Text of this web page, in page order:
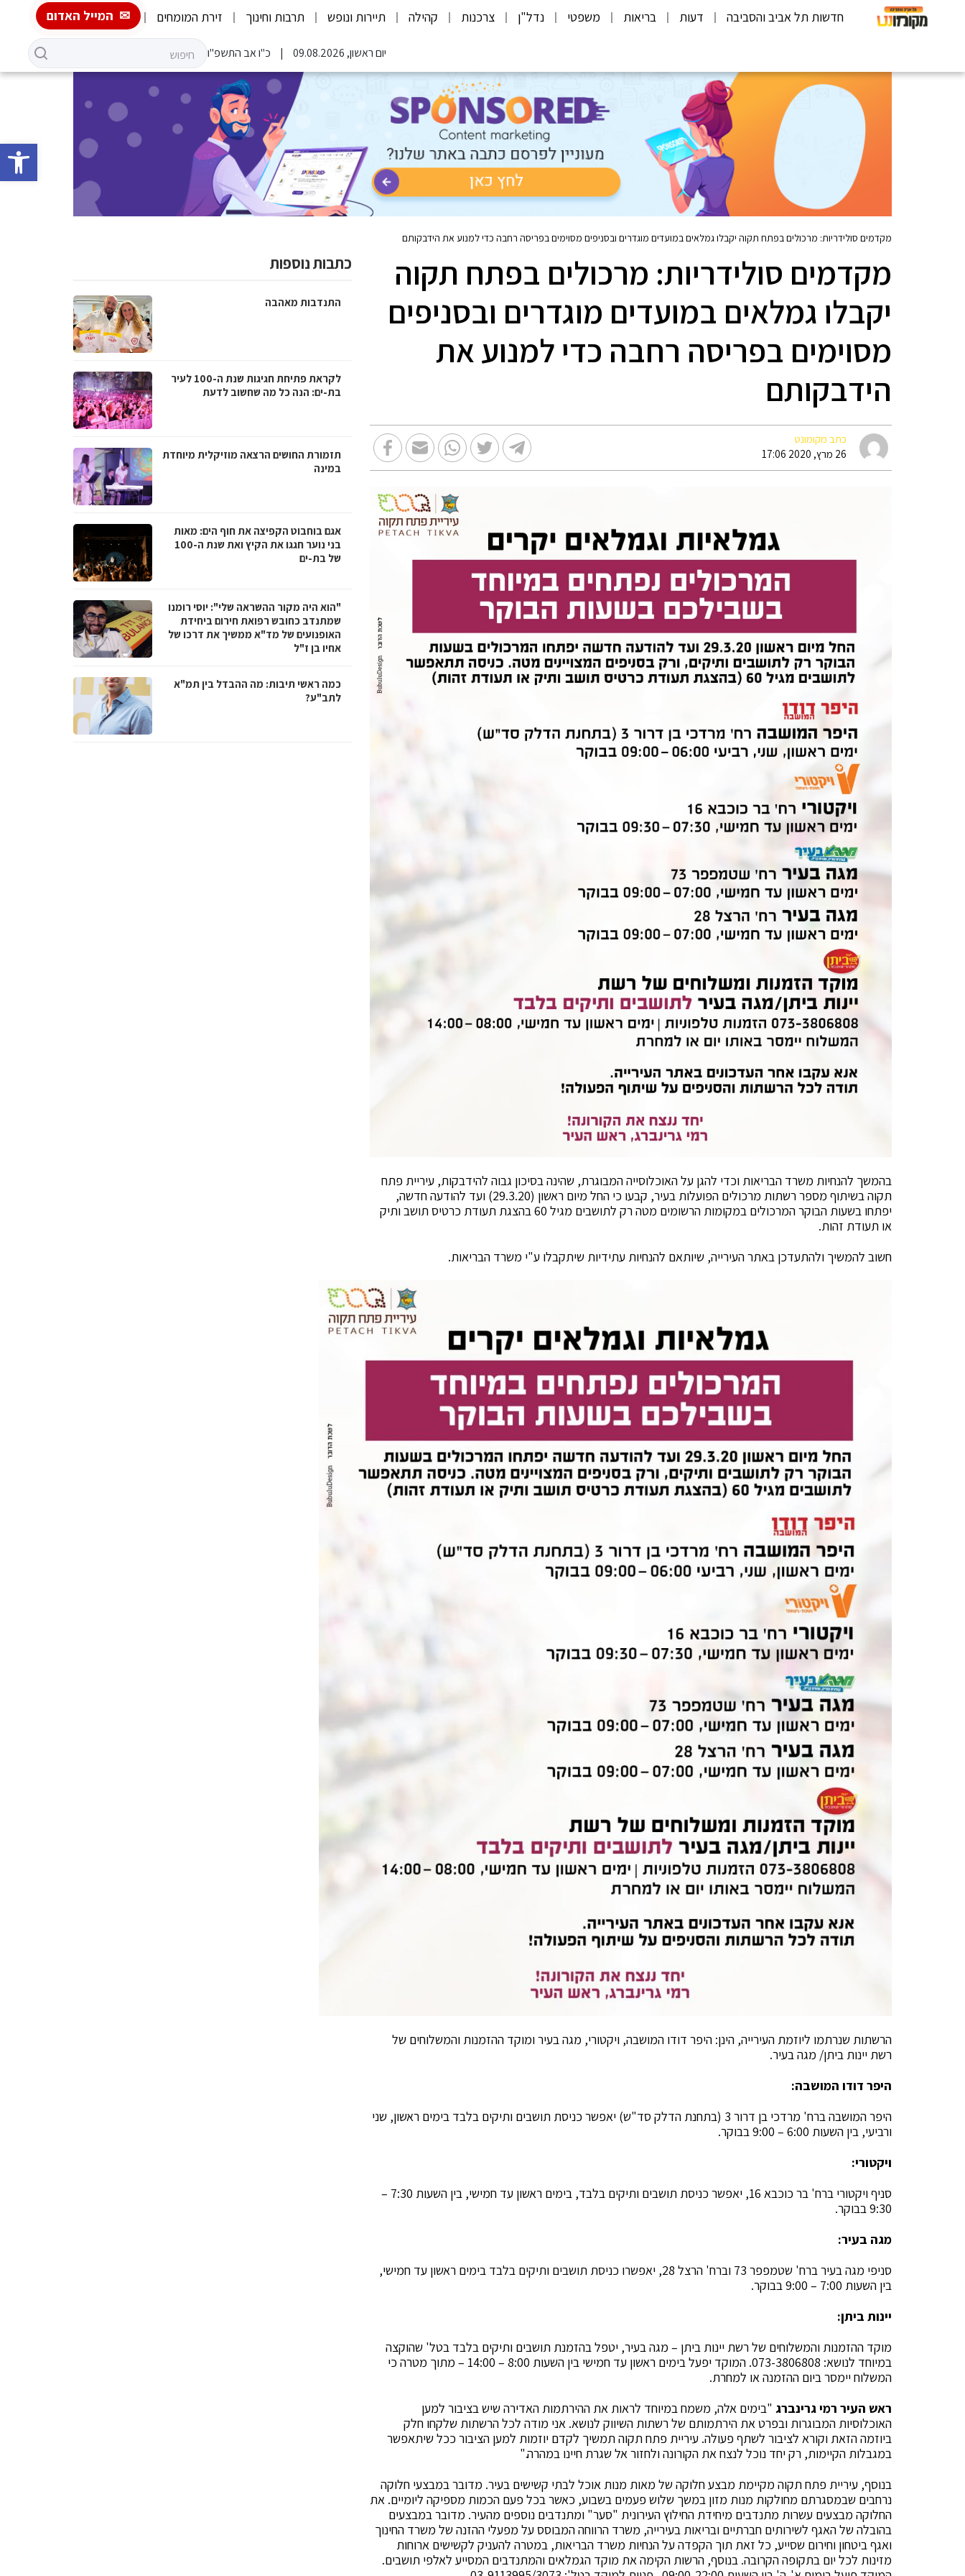
פתח
חדשות תל אביב והסביבה דעות בריאות משפטי נדל"ן צרכנות קהילה תיירות ונופש תרבות וחינוך זירת המומחים המייל האדום
יום ראשון, 09.08.2026 כ"ו אב התשפ"ו
מקדמים סולידריות: מרכולים בפתח תקוה יקבלו גמלאים במועדים מוגדרים ובסניפים מסוימים בפריסה רחבה כדי למנוע את הידבקותם
מקדמים סולידריות: מרכולים בפתח תקוה
יקבלו גמלאים במועדים מוגדרים ובסניפים
מסוימים בפריסה רחבה כדי למנוע את
הידבקותם
כתב מקומונט
26 מרץ, 2020 17:06
בהמשך להנחיות משרד הבריאות וכדי להגן על האוכלוסייה המבוגרת, שהינה בסיכון גבוה להידבקות, עיריית פתח
תקוה בשיתוף מספר רשתות מרכולים הפועלות בעיר, קבעו כי החל מיום ראשון (29.3.20) ועד להודעה חדשה,
יפתחו בשעות הבוקר המרכולים במקומות הרשומים מטה רק לתושבים מגיל 60 בהצגת תעודת כרטיס תושב ותיק
או תעודת זהות.
חשוב להמשיך ולהתעדכן באתר העירייה, שיותאם להנחיות עתידיות שיתקבלו ע"י משרד הבריאות.
הרשתות שנרתמו ליוזמת העירייה, הינן: היפר דודו המושבה, ויקטורי, מגה בעיר ומוקד ההזמנות והמשלוחים של
רשת יינות ביתן/ מגה בעיר.
היפר דודו המושבה:
היפר המושבה ברח' מרדכי בן דרור 3 (בתחנת הדלק סד"ש) יאפשר כניסת תושבים ותיקים בלבד בימים ראשון, שני
ורביעי, בין השעות 6:00 – 9:00 בבוקר.
ויקטורי:
סניף ויקטורי ברח' בר כוכבא 16, יאפשר כניסת תושבים ותיקים בלבד, בימים ראשון עד חמישי, בין השעות 7:30 –
9:30 בבוקר.
מגה בעיר:
סניפי מגה בעיר ברח' שטמפפר 73 וברח' הרצל 28, יאפשרו כניסת תושבים ותיקים בלבד בימים ראשון עד חמישי,
בין השעות 7:00 – 9:00 בבוקר.
יינות ביתן:
מוקד ההזמנות והמשלוחים של רשת יינות ביתן – מגה בעיר, יטפל בהזמנת תושבים ותיקים בלבד בטל' שהוקצה
במיוחד לנושא: 073-3806808. המוקד יפעל בימים ראשון עד חמישי בין השעות 8:00 – 14:00 – מתוך מטרה כי
המשלוח יימסר ביום ההזמנה או למחרת.
ראש העיר רמי גרינברג "בימים אלה, משמח במיוחד לראות את ההירתמות האדירה שיש בציבור למען
האוכלוסיות המבוגרות ובפרט את הירתמותם של רשתות השיווק לנושא. אני מודה לכל הרשתות שלקחו חלק
ביוזמה הזאת וקורא לציבור לשתף פעולה. עיריית פתח תקוה תמשיך לקדם יוזמות למען הציבור ככל שיתאפשר
במגבלות הקיימות, רק יחד נוכל לנצח את הקורונה ולחזור אל שגרת חיינו במהרה."
בנוסף, עיריית פתח תקוה מקיימת מבצע חלוקה של מאות מנות אוכל לבתי קשישים בעיר. מדובר במבצעי חלוקה
נרחבים שבמסגרתם מחולקות מנות מזון במשך שלוש פעמים בשבוע, כאשר בכל פעם הכמות מספיקה ליומיים. את
החלוקה מבצעים עשרות מתנדבים מיחידת החילוץ העירונית "סער" ומתנדבים נוספים מהעיר. מדובר במבצעים
בהובלה של האגף לשירותים חברתיים ובריאות בעירייה, משרד הרווחה המבוסס על מפעלי ההזנה של משרד החינוך
ואגף ביטחון וחירום שסייע, כל זאת תוך הקפדה על הנחיות משרד הבריאות, במטרה להעניק לקשישים ארוחות
מזינות לכל יום בתקופה הקרובה. בנוסף, הרשות הקימה את מוקד הגמלאים והמתנדבים המסייע לאלפי תושבים.
כתבות נוספות
התנדבות מאהבה
לקראת פתיחת חגיגות שנת ה-100 לעיר
בת-ים: הנה כל מה שחשוב לדעת
תזמורת החושים הרצאה מוזיקלית מיוחדת
במינה
אגם בוחבוט הקפיצה את חוף הים: מאות
בני נוער חגגו את הקיץ ואת שנת ה-100
של בת-ים
"הוא היה מקור ההשראה שלי": יוסי רומנו
שמתנדב כחובש רפואת חירום ביחידת
האופנועים של מד"א ממשיך את דרכו של
אחיו בן ז"ל
כמה ראשי תיבות: מה ההבדל בין תמ"א
לתב"ע?